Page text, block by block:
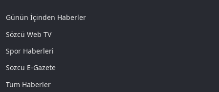
Günün İçinden Haberler
Sözcü Web TV
Spor Haberleri
Sözcü E-Gazete
Tüm Haberler